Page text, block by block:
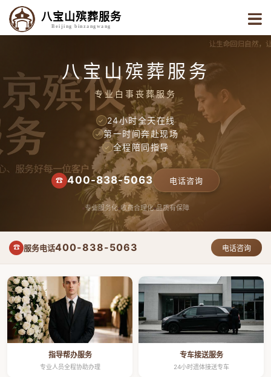
八宝山殡葬服务
Beijing binzangwang
八宝山殡葬服务
专业白事丧葬服务
✓ 24小时全天在线
✓ 第一时间奔赴现场
✓ 全程陪同指导
☎ 400-838-5063 电话咨询
专业服务化 收费合理化 品质有保障
☎ 服务电话400-838-5063 电话咨询
指导帮办服务
专业人员全程协助办理
专车接送服务
24小时遗体接送专车